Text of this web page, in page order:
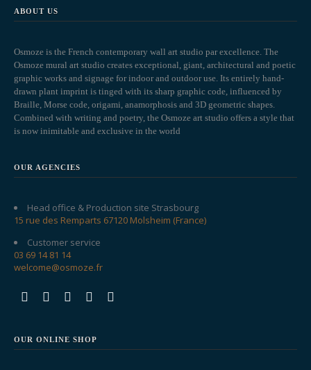
ABOUT US
Osmoze is the French contemporary wall art studio par excellence. The
Osmoze mural art studio creates exceptional, giant, architectural and poetic
graphic works and signage for indoor and outdoor use. Its entirely hand-
drawn plant imprint is tinged with its sharp graphic code, influenced by
Braille, Morse code, origami, anamorphosis and 3D geometric shapes.
Combined with writing and poetry, the Osmoze art studio offers a style that
is now inimitable and exclusive in the world
OUR AGENCIES
Head office & Production site Strasbourg
15 rue des Remparts 67120 Molsheim (France)
Customer service
03 69 14 81 14
welcome@osmoze.fr
OUR ONLINE SHOP